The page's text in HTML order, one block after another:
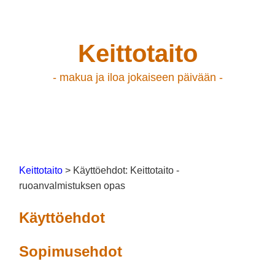
Keittotaito
- makua ja iloa jokaiseen päivään -
Keittotaito > Käyttöehdot: Keittotaito -
ruoanvalmistuksen opas
Käyttöehdot
Sopimusehdot